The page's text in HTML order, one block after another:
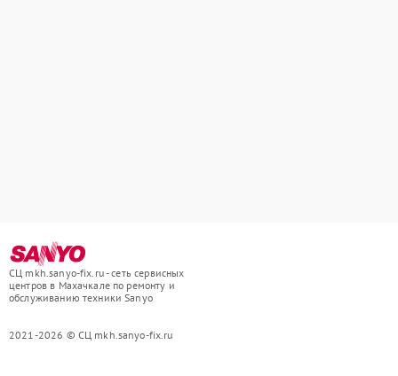
СЦ mkh.sanyo-fix.ru - сеть сервисных
центров в Махачкале по ремонту и
обслуживанию техники Sanyo
2021-2026 © СЦ mkh.sanyo-fix.ru